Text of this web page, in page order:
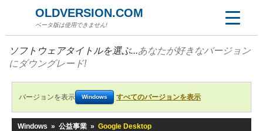
OLDVERSION.COM
ベータ版は使用できません!
ソフトウェアタイトルを選ぶ...あなたが好きなバージョン
にダウングレード!
バージョンを表示 Windows すべてのバージョンを表示
Windows » 公益事業 » Google Desktop